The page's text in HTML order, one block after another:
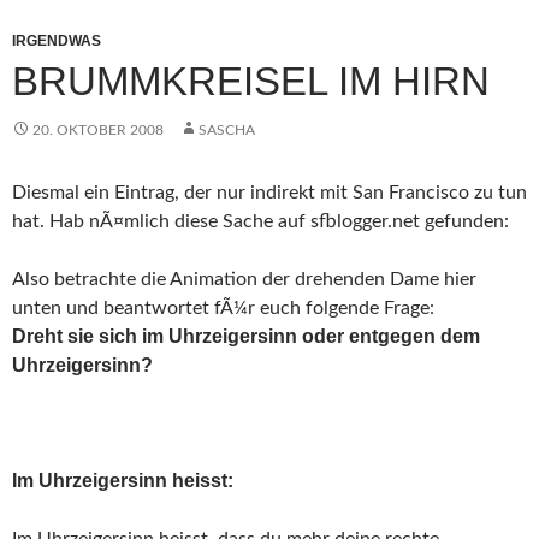
IRGENDWAS
BRUMMKREISEL IM HIRN
20. OKTOBER 2008 SASCHA
Diesmal ein Eintrag, der nur indirekt mit San Francisco zu tun
hat. Hab nÃ¤mlich diese Sache auf sfblogger.net gefunden:
Also betrachte die Animation der drehenden Dame hier
unten und beantwortet fÃ¼r euch folgende Frage:
Dreht sie sich im Uhrzeigersinn oder entgegen dem
Uhrzeigersinn?
Im Uhrzeigersinn heisst: